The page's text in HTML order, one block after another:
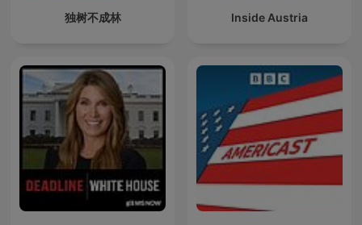
独树不成林 Inside Austria